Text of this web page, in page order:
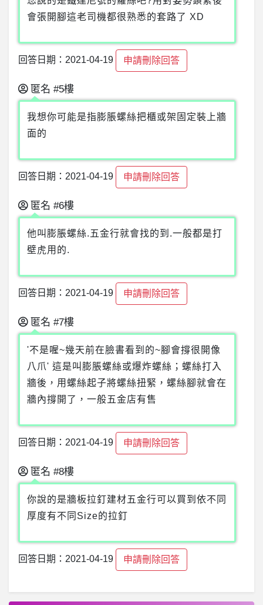
會張開腳這老司機都很熟悉的套路了 XD
回答日期：2021-04-19 申請刪除回答
匿名 #5樓
我想你可能是指膨脹螺絲把櫃或架固定裝上牆
面的
回答日期：2021-04-19 申請刪除回答
匿名 #6樓
他叫膨脹螺絲.五金行就會找的到.一般都是打
壁虎用的.
回答日期：2021-04-19 申請刪除回答
匿名 #7樓
'不是喔~幾天前在臉書看到的~腳會撐很開像
八爪' 這是叫膨脹螺絲或爆炸螺絲；螺絲打入
牆後，用螺絲起子將螺絲扭緊，螺絲腳就會在
牆內撐開了，一般五金店有售
回答日期：2021-04-19 申請刪除回答
匿名 #8樓
你說的是牆板拉釘建材五金行可以買到依不同
厚度有不同Size的拉釘
回答日期：2021-04-19 申請刪除回答